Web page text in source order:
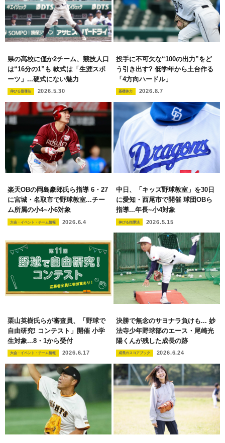
県の高校に僅か2チーム、競技人口
は“16分の1”も 軟式は「生涯スポ
ーツ」...硬式にない魅力
伸びる指導法 2026.5.30
投手に不可欠な“100の出力”をど
う引き出す? 低学年から土台作る
「4方向ハードル」
基礎体力 2026.8.7
楽天OBの岡島豪郎氏ら指導 6・27
に宮城・名取市で野球教室...チー
ム所属の小4~小6対象
大会・イベント・チーム情報 2026.6.4
中日、「キッズ野球教室」を30日
に愛知・西尾市で開催 球団OBら
指導...年長~小4対象
伸びる指導法 2026.5.15
栗山英樹氏らが審査員、「野球で
自由研究! コンテスト」開催 小学
生対象...8・1から受付
大会・イベント・チーム情報 2026.6.17
決勝で無念のサヨナラ負けも... 妙
法寺少年野球部のエース・尾崎光
陽くんが残した成長の跡
成長のスコアブック 2026.6.24